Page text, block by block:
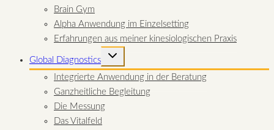
Brain Gym
Alpha Anwendung im Einzelsetting
Erfahrungen aus meiner kinesiologischen Praxis
Global Diagnostics
UNTERMENÜ
Integrierte Anwendung in der Beratung
Ganzheitliche Begleitung
Die Messung
Das Vitalfeld